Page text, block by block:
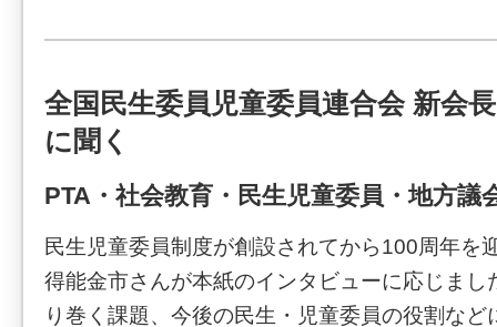
全国民生委員児童委員連合会 新会
に聞く
PTA・社会教育・民生児童委員・地方議
民生児童委員制度が創設されてから100周年を
得能金市さんが本紙のインタビューに応じまし
り巻く課題、今後の民生・児童委員の役割な